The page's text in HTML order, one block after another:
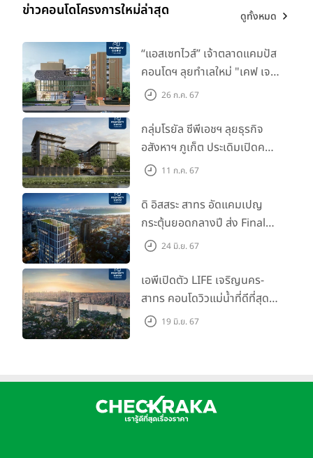
ข่าวคอนโดโครงการใหม่ล่าสุด ดูทั้งหมด
“แอสเซทไวส์” เจ้าตลาดแคมปัส
คอนโดฯ ลุยทำเลใหม่ "เคฟ เจ
เนซิส นครปฐม" จับมือพาร์ท
26 ก.ค. 67
กลุ่มโรยัล ซีพีเอชฯ ลุยธุรกิจ
อสังหาฯ ภูเก็ต ประเดิมเปิดคอน
โดฯ "เลค อเวนิว ภูเก็ต" พรีเซล
11 ก.ค. 67
ดิ อิสสระ สาทร อัดแคมเปญ
กระตุ้นยอดกลางปี ส่ง Final
Call ห้องหลุดดาวน์ หั่นราคา
24 มิ.ย. 67
เอพีเปิดตัว LIFE เจริญนคร-
สาทร คอนโดวิวแม่น้ำที่ดีที่สุด
กับชีวิตที่เหนือกว่าในทุกมิติ
19 มิ.ย. 67